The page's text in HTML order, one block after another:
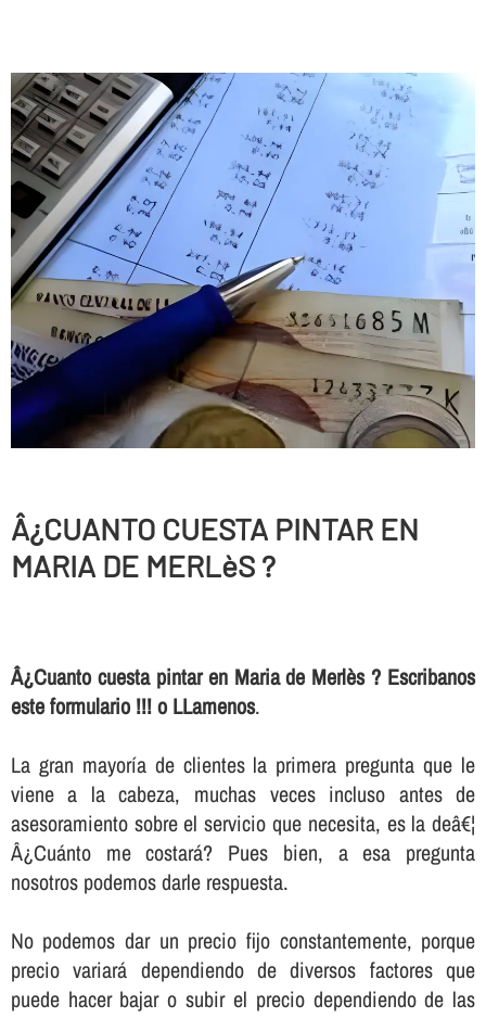
Â¿CUANTO CUESTA PINTAR EN
MARIA DE MERLèS ?
Â¿Cuanto cuesta pintar en Maria de Merlès ? Escribanos
este formulario !!! o LLamenos.
La gran mayorí­a de clientes la primera pregunta que le
viene a la cabeza, muchas veces incluso antes de
asesoramiento sobre el servicio que necesita, es la deâ€¦
Â¿Cuánto me costará? Pues bien, a esa pregunta
nosotros podemos darle respuesta.
No podemos dar un precio fijo constantemente, porque
precio variará dependiendo de diversos factores que
puede hacer bajar o subir el precio dependiendo de las